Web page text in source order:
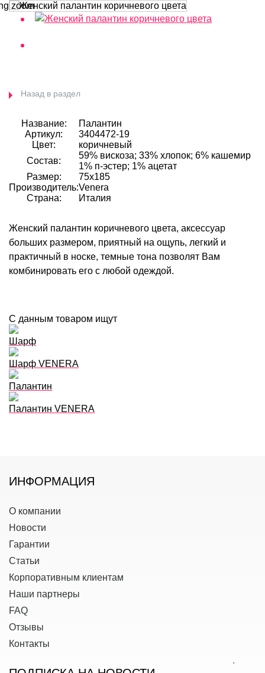
zoom
Назад в раздел
Название:
Палантин
Артикул:
3404472-19
Цвет:
коричневый
Состав:
59% вискоза; 33% хлопок; 6% кашемир
1% п-эстер; 1% ацетат
Размер:
75х185
Производитель:Venera
Страна:
Италия
Женский палантин коричневого цвета, аксессуар
больших размером, приятный на ощупь, легкий и
практичный в носке, темные тона позволят Вам
комбинировать его с любой одеждой.
С данным товаром ищут
Шарф
Шарф VENERA
Палантин
Палантин VENERA
ИНФОРМАЦИЯ
О компании
Новости
Гарантии
Статьи
Корпоративным клиентам
Наши партнеры
FAQ
Отзывы
Контакты